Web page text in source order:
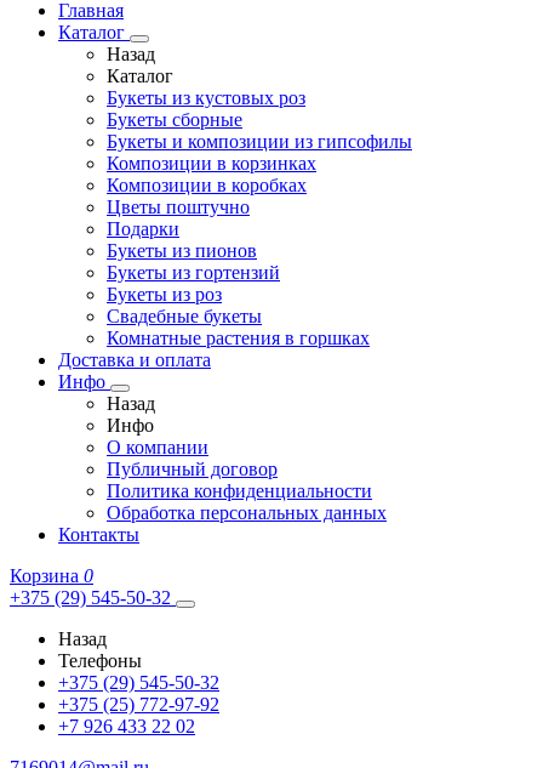
Главная
Каталог
Назад
Каталог
Букеты из кустовых роз
Букеты сборные
Букеты и композиции из гипсофилы
Композиции в корзинках
Композиции в коробках
Цветы поштучно
Подарки
Букеты из пионов
Букеты из гортензий
Букеты из роз
Свадебные букеты
Комнатные растения в горшках
Доставка и оплата
Инфо
Назад
Инфо
О компании
Публичный договор
Политика конфиденциальности
Обработка персональных данных
Контакты
Корзина 0
+375 (29) 545-50-32
Назад
Телефоны
+375 (29) 545-50-32
+375 (25) 772-97-92
+7 926 433 22 02